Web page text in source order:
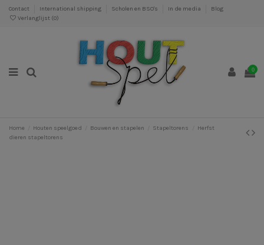
Contact International shipping Scholen en BSO's In de media
Blog
Verlanglijst (0)
0
Home Houten speelgoed Bouwen en stapelen Stapeltorens
Herfst
dieren stapeltorens